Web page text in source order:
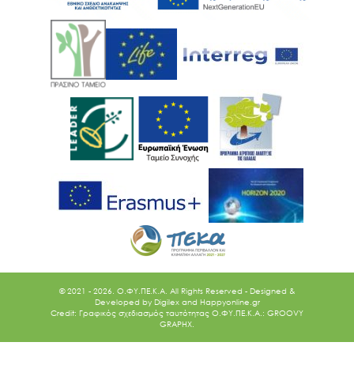
© 2021 - 2026. O.ΦΥ.ΠΕ.Κ.Α. All Rights Reserved - Designed &
Developed by Digilex and Happyonline.gr
Credit: Γραφικός σχεδιασμός ταυτότητας Ο.ΦΥ.ΠΕ.Κ.Α.: GROOVY
GRAPHX.